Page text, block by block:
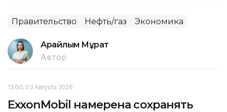
Правительство Нефть/газ Экономика
Арайлым Мұрат
Автор
12:00, 03 Августа 2026
ExxonMobil намерена сохранять